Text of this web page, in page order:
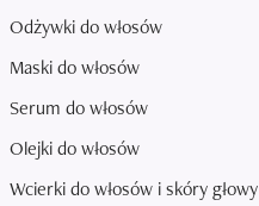
Odżywki do włosów
Maski do włosów
Serum do włosów
Olejki do włosów
Wcierki do włosów i skóry głowy